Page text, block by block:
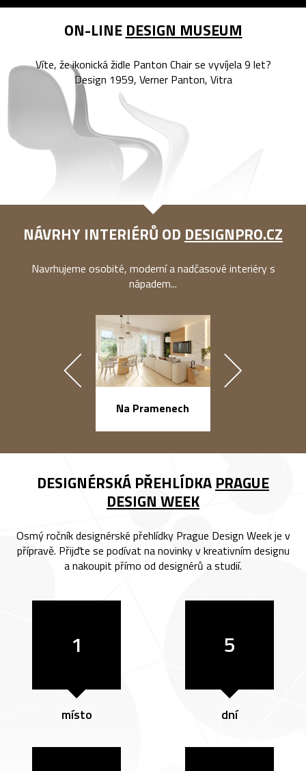
ON-LINE DESIGN MUSEUM
Víte, že ikonická židle Panton Chair se vyvíjela 9 let?
Design 1959, Verner Panton, Vitra
NÁVRHY INTERIÉRŮ OD DESIGNPRO.CZ
Navrhujeme osobité, moderní a nadčasové interiéry s
nápadem...
Na Pramenech
DESIGNÉRSKÁ PŘEHLÍDKA PRAGUE
DESIGN WEEK
Osmý ročník designérské přehlídky Prague Design Week je v
přípravě. Přijďte se podívat na novinky v kreativním designu
a nakoupit přímo od designérů a studií.
1
místo
5
dní